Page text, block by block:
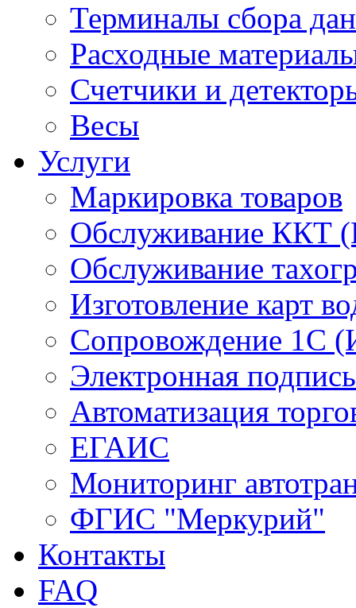
Терминалы сбора
Расходные
Счетчики и
Весы
Услуги
Маркировка товаров
Обслуживание ККТ
Обслуживание
Изготовление карт
Сопровождение 1С
Электронная подпись
Автоматизация
ЕГАИС
Мониторинг
ФГИС "Меркурий"
Контакты
FAQ